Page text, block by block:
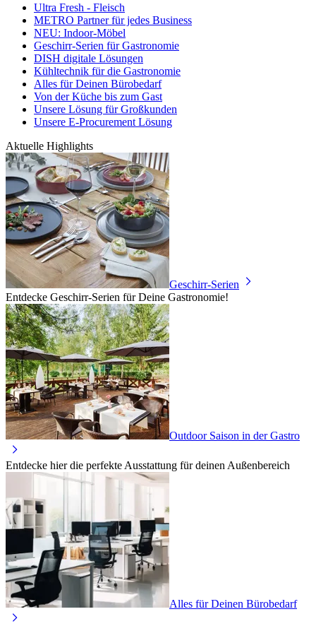
Ultra Fresh - Fleisch
METRO Partner für jedes Business
NEU: Indoor-Möbel
Geschirr-Serien für Gastronomie
DISH digitale Lösungen
Kühltechnik für die Gastronomie
Alles für Deinen Bürobedarf
Von der Küche bis zum Gast
Unsere Lösung für Großkunden
Unsere E-Procurement Lösung
Aktuelle Highlights
Geschirr-Serien
Entdecke Geschirr-Serien für Deine Gastronomie!
Outdoor Saison in der Gastro
Entdecke hier die perfekte Ausstattung für deinen Außenbereich
Alles für Deinen Bürobedarf